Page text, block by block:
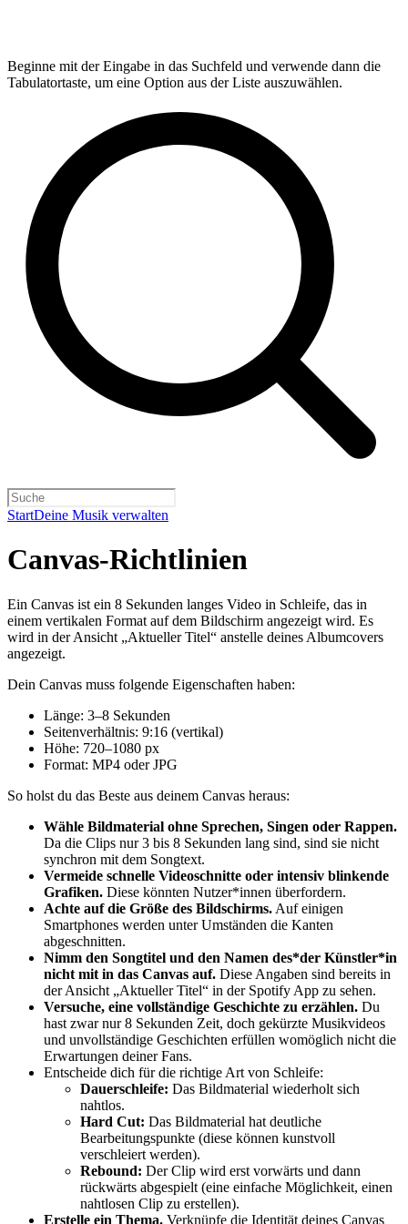
Beginne mit der Eingabe in das Suchfeld und verwende dann die
Tabulatortaste, um eine Option aus der Liste auszuwählen.
StartDeine Musik verwalten
Canvas-Richtlinien
Ein Canvas ist ein 8 Sekunden langes Video in Schleife, das in
einem vertikalen Format auf dem Bildschirm angezeigt wird. Es
wird in der Ansicht „Aktueller Titel“ anstelle deines Albumcovers
angezeigt.
Dein Canvas muss folgende Eigenschaften haben:
Länge: 3–8 Sekunden
Seitenverhältnis: 9:16 (vertikal)
Höhe: 720–1080 px
Format: MP4 oder JPG
So holst du das Beste aus deinem Canvas heraus:
Wähle Bildmaterial ohne Sprechen, Singen oder Rappen.
Da die Clips nur 3 bis 8 Sekunden lang sind, sind sie nicht
synchron mit dem Songtext.
Vermeide schnelle Videoschnitte oder intensiv blinkende
Grafiken. Diese könnten Nutzer*innen überfordern.
Achte auf die Größe des Bildschirms. Auf einigen
Smartphones werden unter Umständen die Kanten
abgeschnitten.
Nimm den Songtitel und den Namen des*der Künstler*in
nicht mit in das Canvas auf. Diese Angaben sind bereits in
der Ansicht „Aktueller Titel“ in der Spotify App zu sehen.
Versuche, eine vollständige Geschichte zu erzählen. Du
hast zwar nur 8 Sekunden Zeit, doch gekürzte Musikvideos
und unvollständige Geschichten erfüllen womöglich nicht die
Erwartungen deiner Fans.
Entscheide dich für die richtige Art von Schleife:
Dauerschleife: Das Bildmaterial wiederholt sich
nahtlos.
Hard Cut: Das Bildmaterial hat deutliche
Bearbeitungspunkte (diese können kunstvoll
verschleiert werden).
Rebound: Der Clip wird erst vorwärts und dann
rückwärts abgespielt (eine einfache Möglichkeit, einen
nahtlosen Clip zu erstellen).
Erstelle ein Thema. Verknüpfe die Identität deines Canvas